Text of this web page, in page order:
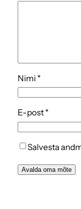
Nimi *
E-post *
Salvesta